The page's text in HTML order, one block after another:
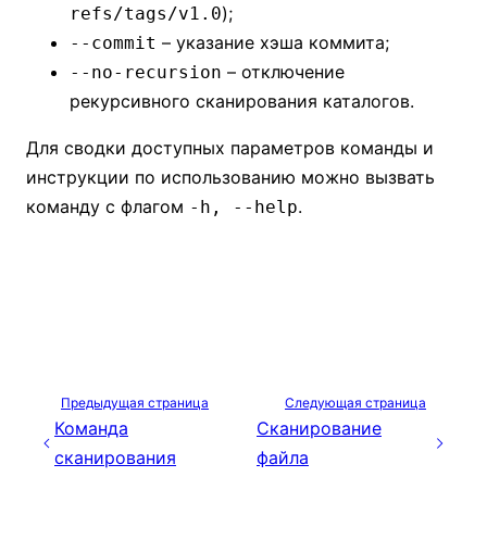
refs/tags/v1.0);
--commit – указание хэша коммита;
--no-recursion – отключение
рекурсивного сканирования каталогов.
Для сводки доступных параметров команды и
инструкции по использованию можно вызвать
команду с флагом -h, --help.
Предыдущая страница
Команда
сканирования
Следующая страница
Сканирование
файла